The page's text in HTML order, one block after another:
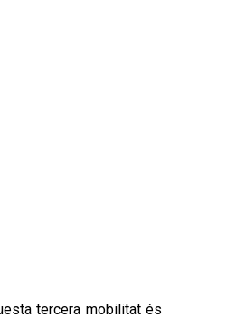
tercera mobilitat és